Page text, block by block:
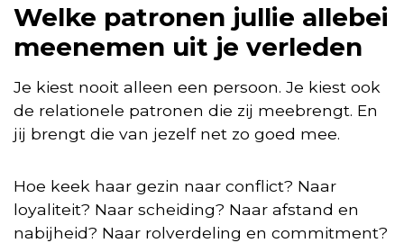
Welke patronen jullie allebei
meenemen uit je verleden
Je kiest nooit alleen een persoon. Je kiest ook
de relationele patronen die zij meebrengt. En
jij brengt die van jezelf net zo goed mee.
Hoe keek haar gezin naar conflict? Naar
loyaliteit? Naar scheiding? Naar afstand en
nabijheid? Naar rolverdeling en commitment?